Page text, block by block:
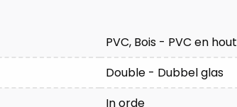
PVC, Bois - PVC en hout
Double - Dubbel glas
In orde